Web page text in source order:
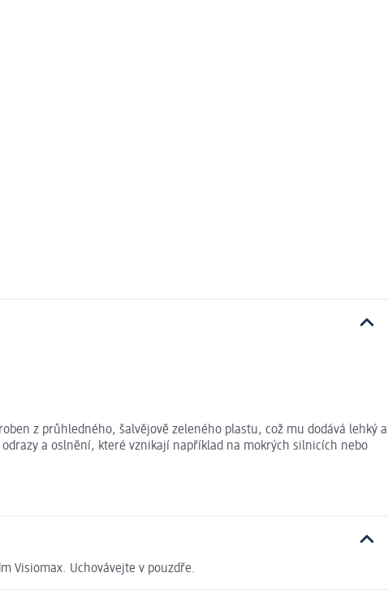
z průhledného, šalvějově zeleného plastu, což mu dodává lehký a
a oslnění, které vznikají například na mokrých silnicích nebo
Visiomax. Uchovávejte v pouzdře.